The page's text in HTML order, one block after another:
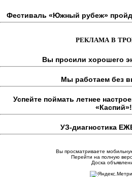
Фестиваль «Южный рубеж»
РЕКЛАМА В
Вы просили хорошего
Мы работаем без
Успейте поймать летнее
«Каспий»!
УЗ-диагностика
Вы просматриваете
Перейти на полную
Доска